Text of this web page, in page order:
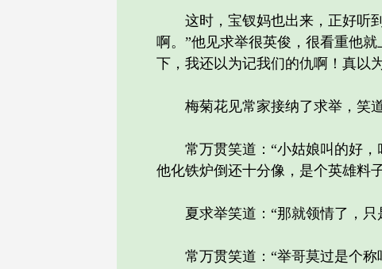
这时，宝钗妈也出来，正好听到
啊。”他见求举很英俊，很看重他
下，我还以为记我们的仇啊！真以
梅菊花见常家接纳了求举，笑道
常万贯笑道：“小姑娘叫的好，
他化铁炉倒还十分像，是个英雄料
夏求举笑道：“那就领情了，只
常万贯笑道：“举哥莫过是个称